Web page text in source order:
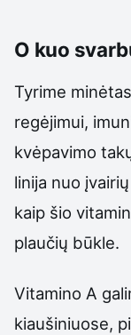
O kuo
Tyrime
regėjimui,
kvėpavimo
linija nuo
kaip šio
plaučių būkle.
Vitamino A
kiaušiniuose,